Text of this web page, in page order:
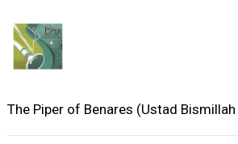
The Piper of Benares (Ustad Bismillah